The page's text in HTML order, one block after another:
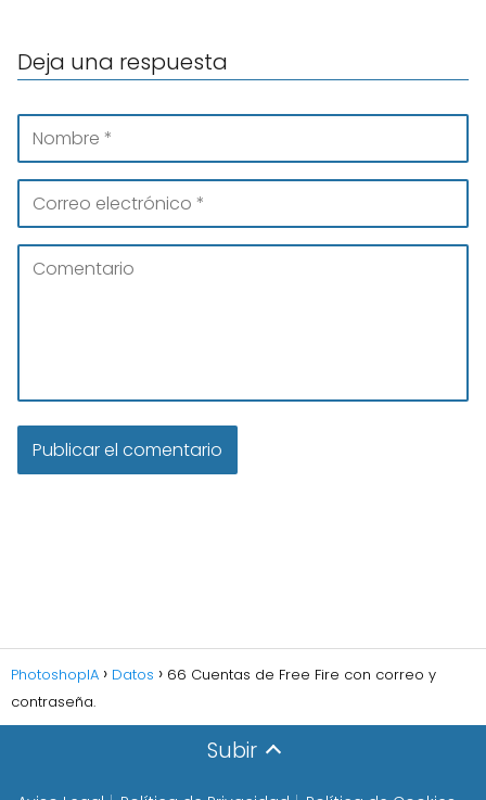
Deja una respuesta
PhotoshopIA Datos
66 Cuentas de Free Fire con correo y
contraseña.
Subir